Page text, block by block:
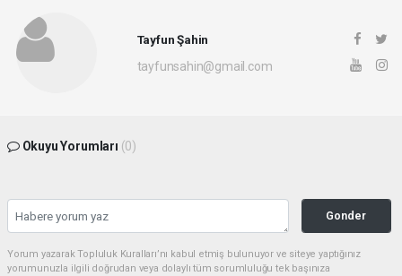
Tayfun Şahin
tayfunsahin@gmail.com
Okuyu Yorumları (0)
Gonder
Yorum yazarak Topluluk Kuralları’nı kabul etmiş bulunuyor ve siteye yaptığınız
yorumunuzla ilgili doğrudan veya dolaylı tüm sorumluluğu tek başınıza